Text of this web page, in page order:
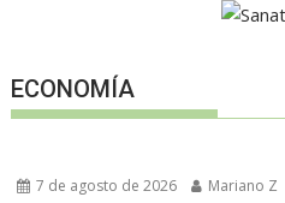
ECONOMÍA
7 de agosto de 2026 Mariano Z